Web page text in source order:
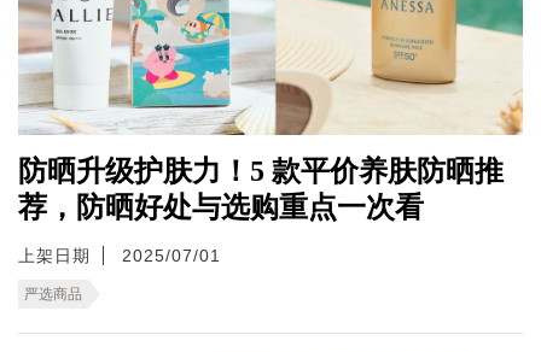
防晒升级护肤力！5 款平价养肤防晒推
荐，防晒好处与选购重点一次看
上架日期 2025/07/01
严选商品